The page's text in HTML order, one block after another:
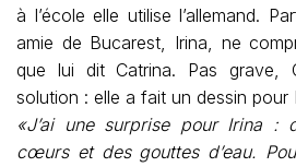
à l’école elle utilise l’allemand.
amie de Bucarest, Irina, ne
que lui dit Catrina. Pas grave,
solution : elle a fait un dessin pour
«J’ai une surprise pour Irina :
cœurs et des gouttes d’eau.